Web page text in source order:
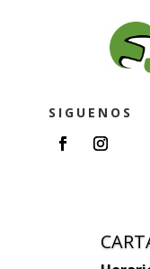
SIGUENOS